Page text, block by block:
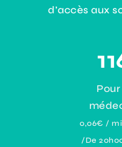
d’accès aux
0,06€ /
/De